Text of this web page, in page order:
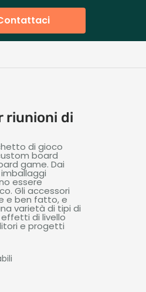
riunioni di
di gioco
board
game. Dai
essere
Gli accessori
e ben fatto, e
varietà di tipi di
di livello
e progetti